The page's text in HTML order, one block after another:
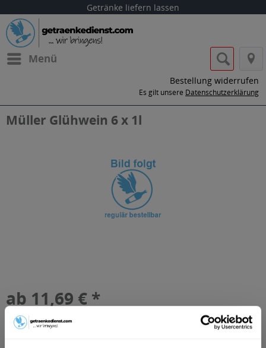
Getränke liefern lassen
Menü
Bestellung widerrufen
Es gilt unsere Datenschutzerklärung
Müller Glühwein 6 x 1l
ab 11,69 € *
inkl. MwSt.ggf. zzgl. Erschwerniszuschlag